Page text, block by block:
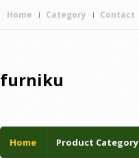
Home Category Contact
furniku
Home Product Category